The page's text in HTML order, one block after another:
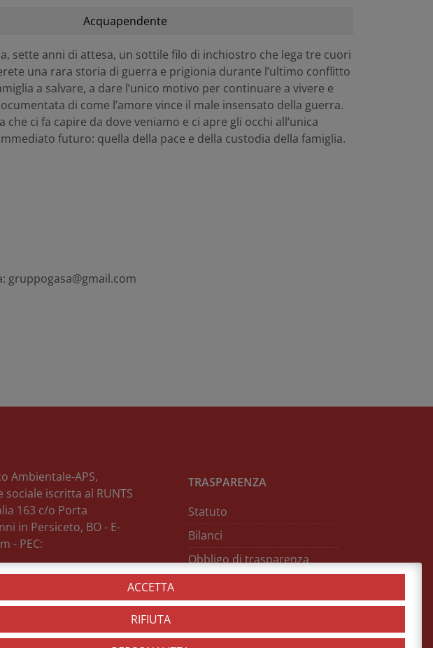
Acquapendente
sette anni di attesa, un sottile filo di inchiostro che lega tre cuori
una rara storia di guerra e prigionia durante l’ultimo conflitto
a salvare, a dare l’unico motivo per continuare a vivere e
di come l’amore vince il male insensato della guerra.
che ci fa capire da dove veniamo e ci apre gli occhi all’unica
futuro: quella della pace e della custodia della famiglia.
gruppogasa@gmail.com
Ambientale-APS,
iscritta al RUNTS
163 c/o Porta
in Persiceto, BO- E-
- PEC:
TRASPARENZA
Statuto
Bilanci
Obbligo di trasparenza
ACCETTA
RIFIUTA